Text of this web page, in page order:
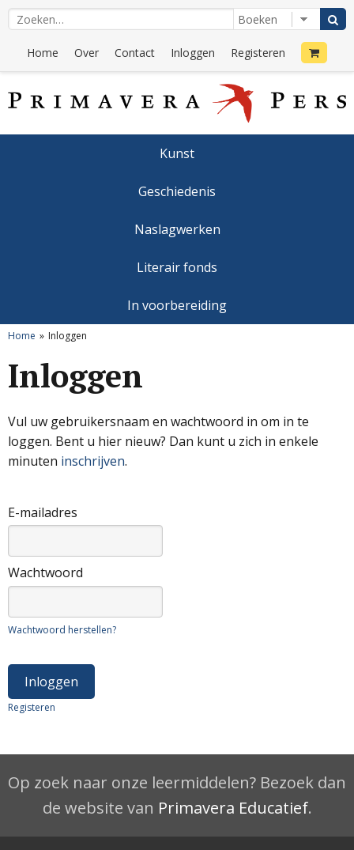
Home Over Contact Inloggen Registeren
Kunst
Geschiedenis
Naslagwerken
Literair fonds
In voorbereiding
Home Inloggen
Inloggen
Vul uw gebruikersnaam en wachtwoord in om in te
loggen. Bent u hier nieuw? Dan kunt u zich in enkele
minuten inschrijven.
E-mailadres
Wachtwoord
Wachtwoord herstellen?
Registeren
Op zoek naar onze leermiddelen? Bezoek dan
de website van Primavera Educatief.